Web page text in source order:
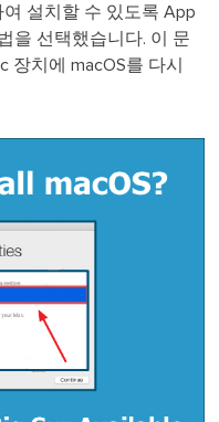
설치할 수 있도록 App
을 선택했습니다. 이 문
장치에 macOS를 다시